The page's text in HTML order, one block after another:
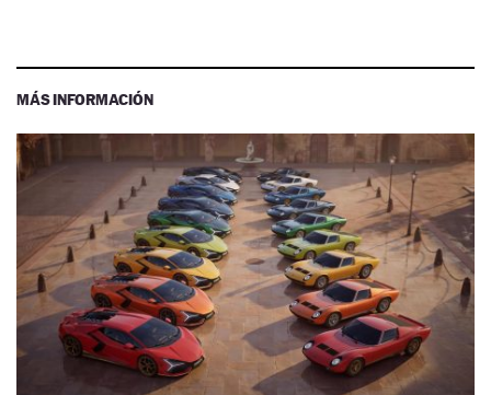
MÁS INFORMACIÓN